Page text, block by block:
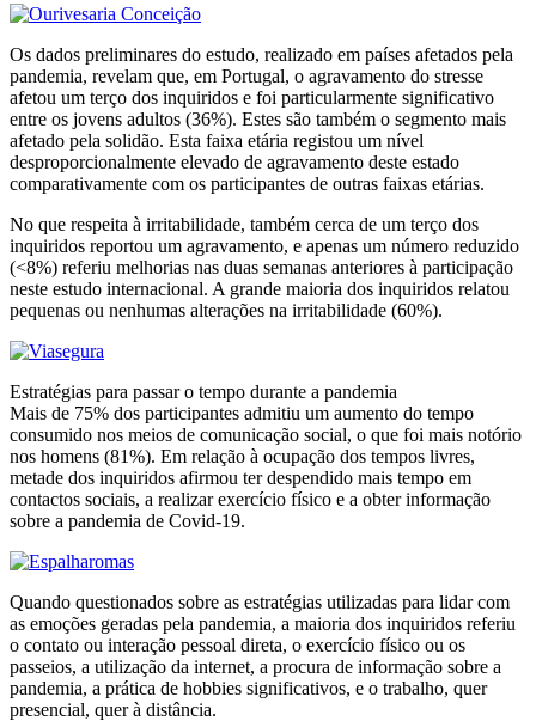
Os dados preliminares do estudo, realizado em países afetados pela
pandemia, revelam que, em Portugal, o agravamento do stresse
afetou um terço dos inquiridos e foi particularmente significativo
entre os jovens adultos (36%). Estes são também o segmento mais
afetado pela solidão. Esta faixa etária registou um nível
desproporcionalmente elevado de agravamento deste estado
comparativamente com os participantes de outras faixas etárias.
No que respeita à irritabilidade, também cerca de um terço dos
inquiridos reportou um agravamento, e apenas um número reduzido
(<8%) referiu melhorias nas duas semanas anteriores à participação
neste estudo internacional. A grande maioria dos inquiridos relatou
pequenas ou nenhumas alterações na irritabilidade (60%).
Estratégias para passar o tempo durante a pandemia
Mais de 75% dos participantes admitiu um aumento do tempo
consumido nos meios de comunicação social, o que foi mais notório
nos homens (81%). Em relação à ocupação dos tempos livres,
metade dos inquiridos afirmou ter despendido mais tempo em
contactos sociais, a realizar exercício físico e a obter informação
sobre a pandemia de Covid-19.
Quando questionados sobre as estratégias utilizadas para lidar com
as emoções geradas pela pandemia, a maioria dos inquiridos referiu
o contato ou interação pessoal direta, o exercício físico ou os
passeios, a utilização da internet, a procura de informação sobre a
pandemia, a prática de hobbies significativos, e o trabalho, quer
presencial, quer à distância.